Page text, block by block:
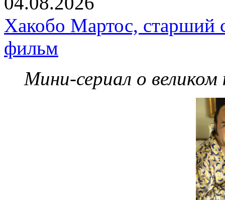
Хакобо Мартос, старший
фильм
Мини-сериал о великом